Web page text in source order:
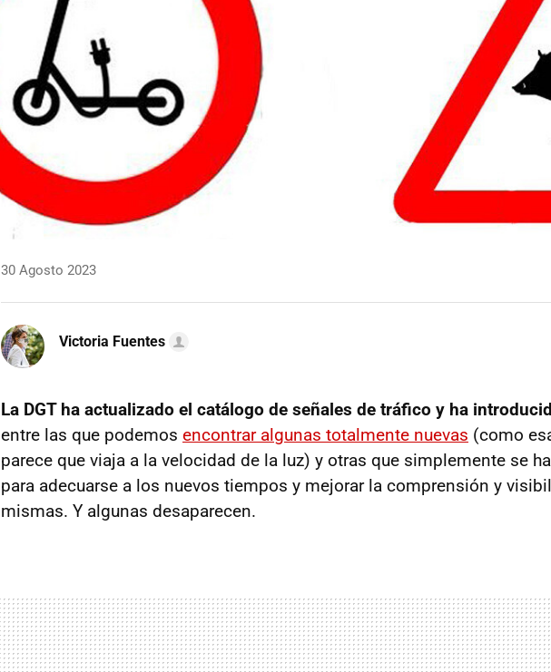
30 Agosto 2023
Victoria Fuentes
La DGT ha actualizado el catálogo de señales de tráfico y ha
entre las que podemos encontrar algunas totalmente nuevas (como
parece que viaja a la velocidad de la luz) y otras que simplemente se
para adecuarse a los nuevos tiempos y mejorar la comprensión y
mismas. Y algunas desaparecen.